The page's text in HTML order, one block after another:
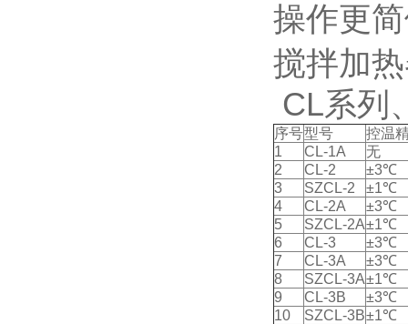
操作更
搅拌加
CL系列
序号型号
控温
1
CL-1A
无
2
CL-2
±3℃
3
SZCL-2
±1℃
4
CL-2A
±3℃
5
SZCL-2A±1℃
6
CL-3
±3℃
7
CL-3A
±3℃
8
SZCL-3A±1℃
9
CL-3B
±3℃
10
SZCL-3B±1℃